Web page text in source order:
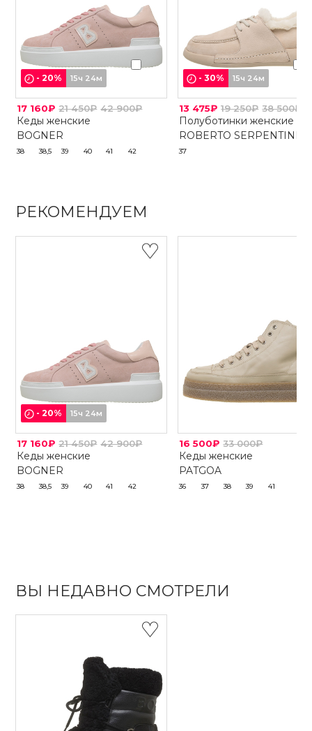
-20% 15ч 24м
17 160₽ 21 450₽ 42 900₽
Кеды женские
BOGNER
38 38,5 39 40 41 42
-30% 15ч 24м
13 475₽ 19 250₽ 38 500₽
Полуботинки женские
ROBERTO SERPENTINI
37
РЕКОМЕНДУЕМ
-20% 15ч 24м
17 160₽ 21 450₽ 42 900₽
Кеды женские
BOGNER
38 38,5 39 40 41 42
16 500₽ 33 000₽
Кеды женские
PATGOA
36 37 38 39 41
ВЫ НЕДАВНО СМОТРЕЛИ